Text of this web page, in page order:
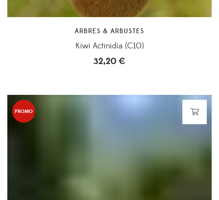
ARBRES & ARBUSTES
Kiwi Actinidia (C10)
32,20 €
PROMO